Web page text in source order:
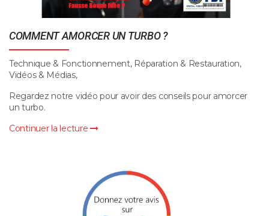
COMMENT AMORCER UN TURBO ?
Technique & Fonctionnement, Réparation & Restauration,
Vidéos & Médias,
Regardez notre vidéo pour avoir des conseils pour amorcer
un turbo.
Continuer la lecture